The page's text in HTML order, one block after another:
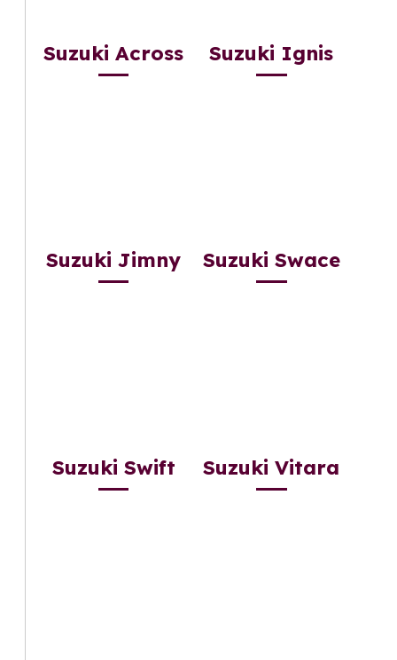
Suzuki Across Suzuki Ignis
Suzuki Jimny Suzuki Swace
Suzuki Swift Suzuki Vitara